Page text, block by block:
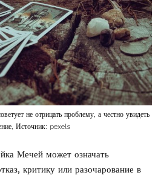
не отрицать проблему, а честно увидеть
Источник: pexels
Мечей может означать
критику или разочарование в